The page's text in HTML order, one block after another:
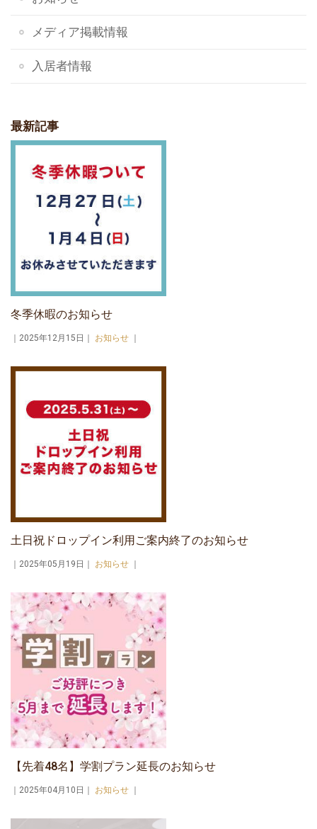
メディア掲載情報
入居者情報
最新記事
冬季休暇のお知らせ
｜2025年12月15日｜ お知らせ
土日祝ドロップイン利用ご案内終了のお知らせ
｜2025年05月19日｜ お知らせ
【先着48名】学割プラン延長のお知らせ
｜2025年04月10日｜ お知らせ